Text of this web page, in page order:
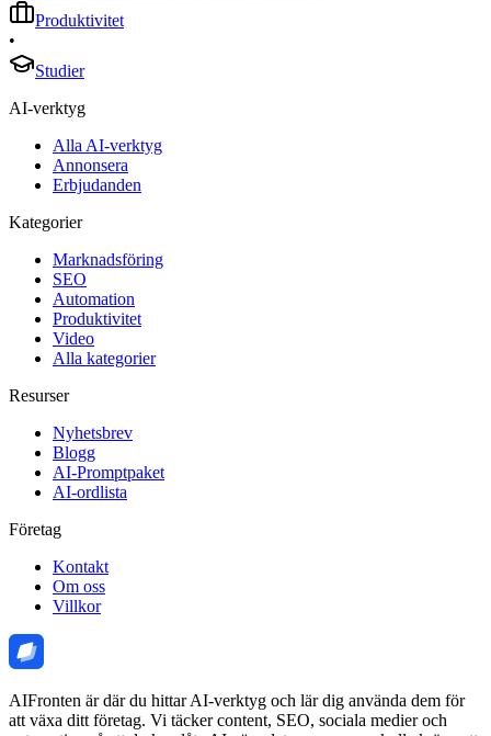
Produktivitet
•
Studier
AI-verktyg
Alla AI-verktyg
Annonsera
Erbjudanden
Kategorier
Marknadsföring
SEO
Automation
Produktivitet
Video
Alla kategorier
Resurser
Nyhetsbrev
Blogg
AI-Promptpaket
AI-ordlista
Företag
Kontakt
Om oss
Villkor
AIFronten är där du hittar AI-verktyg och lär dig använda dem för
att växa ditt företag. Vi täcker content, SEO, sociala medier och